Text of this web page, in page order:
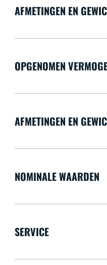
AFMETINGEN EN
OPGENOMEN
AFMETINGEN EN
NOMINALE WAARDEN
SERVICE